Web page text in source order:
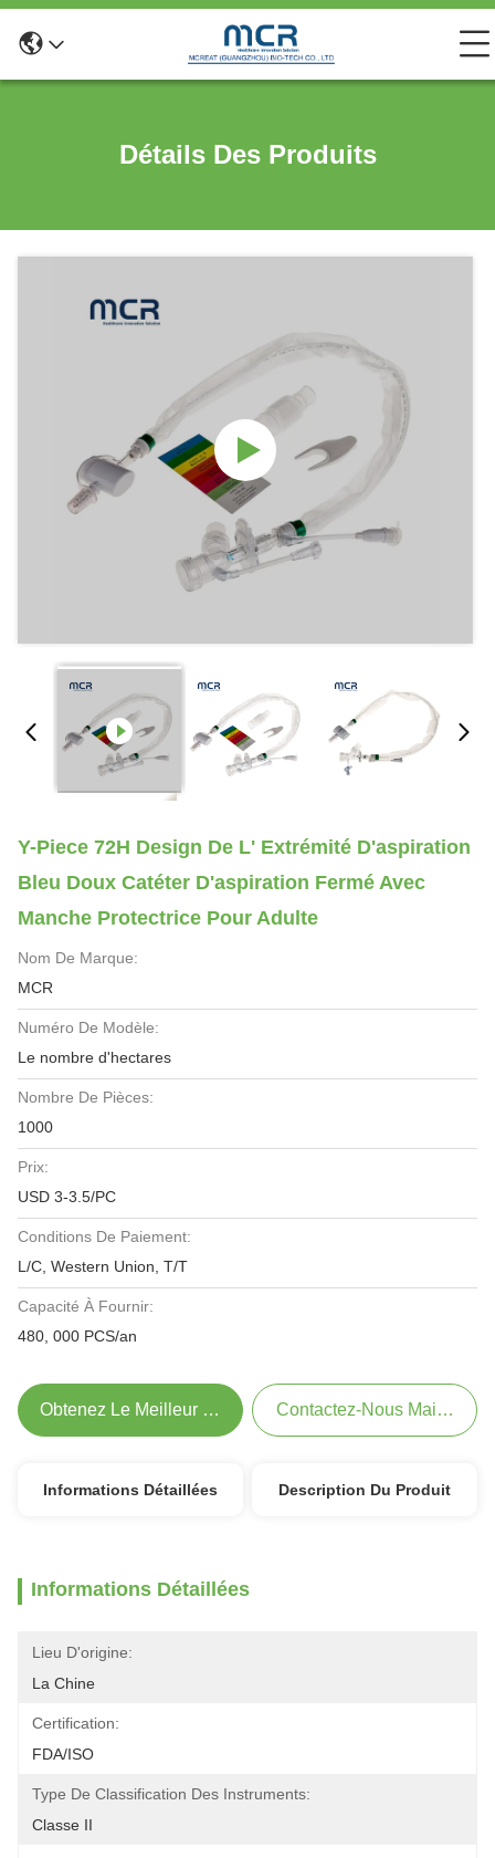
Détails Des Produits
Y-Piece 72H Design De L' Extrémité D'aspiration
Bleu Doux Catéter D'aspiration Fermé Avec
Manche Protectrice Pour Adulte
Nom De Marque:
MCR
Numéro De Modèle:
Le nombre d'hectares
Nombre De Pièces:
1000
Prix:
USD 3-3.5/PC
Conditions De Paiement:
L/C, Western Union, T/T
Capacité À Fournir:
480, 000 PCS/an
Obtenez Le Meilleur Prix Contactez-Nous Maintenant
Informations Détaillées Description Du Produit
Informations Détaillées
Lieu D'origine:
La Chine
Certification:
FDA/ISO
Type De Classification Des Instruments:
Classe II